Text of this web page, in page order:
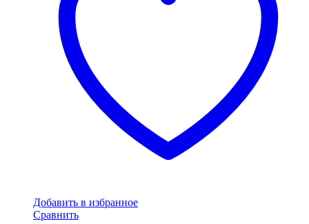
Добавить в избранное
Сравнить